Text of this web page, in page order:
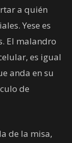
a quién
Yese es
El malandro
es igual
anda en su
de
de la misa,